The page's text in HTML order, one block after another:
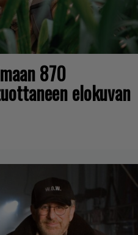
870
elokuvan